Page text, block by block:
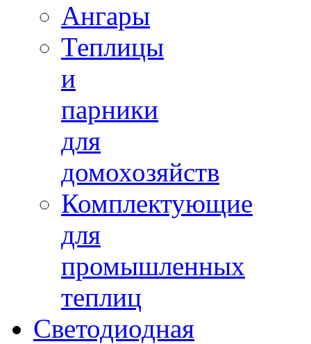
Ангары
Теплицы
и
парники
для
домохозяйств
Комплектующие
для
промышленных
теплиц
Светодиодная